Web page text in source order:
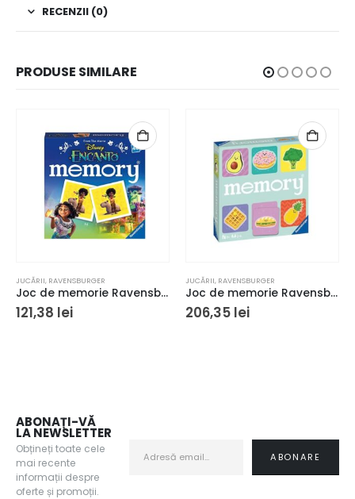
RECENZII (0)
PRODUSE SIMILARE
JUCĂRII, RAVENSBURGER
Joc de memorie Ravensburger Memory Disney Encanto
121,38 lei
JUCĂRII, RAVENSBURGER
Joc de memorie Ravensburger Memory Funny Food
206,35 lei
ABONAȚI-VĂ
LA NEWSLETTER
Obțineți toate cele
mai recente
informații despre
oferte și promoții.